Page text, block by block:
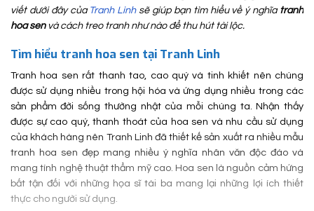
viết dưới đây của Tranh Linhsẽ giúp bạn tìm hiểu về ý nghĩa tranh
hoa senvà cách treo tranh như nào để thu hút tài lộc.
Tìm hiểu tranh hoa sen tại Tranh Linh
Tranh hoa sen rất thanh tao, cao quý và tinh khiết nên chúng
được sử dụng nhiều trong hội hóa và ứng dụng nhiều trong các
sản phẩm đời sống thường nhật của mỗi chúng ta. Nhận thấy
được sự cao quý, thanh thoát của hoa sen và nhu cầu sử dụng
của khách hàng nên Tranh Linh đã thiết kế sản xuất ra nhiều mẫu
tranh hoa sen đẹp mang nhiều ý nghĩa nhân văn độc đáo và
mang tính nghệ thuật thẩm mỹ cao. Hoa sen là nguồn cảm hứng
bất tận đối với những họa sĩ tài ba mang lại những lợi ích thiết
thực cho người sử dụng.